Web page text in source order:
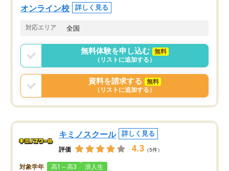
オンラインツールを使用した単語帳の
共有があり宿題もそちらで出される形
でした。
言う事で講師変更の申し出があり、あ
まりに短期での変更だった為、塾に通
う事にして退会しました。遅れも取り
戻せ、授業内容や講師の方は良かった
と思います。
オンライン校 詳しく見る
対応エリア 全国
無料体験を申し込む
無料
（リストに追加する）
資料を請求する
無料
（リストに追加する）
キミノスクール 詳しく見る
評価 4.3 （5件）
対象学年 高1～高3 浪人生